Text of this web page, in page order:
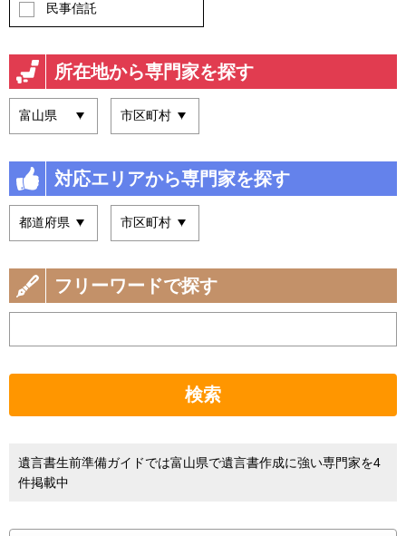
民事信託
所在地から専門家を探す
対応エリアから専門家を探す
フリーワードで探す
検索
遺言書生前準備ガイドでは富山県で遺言書作成に強い専門家を4
件掲載中